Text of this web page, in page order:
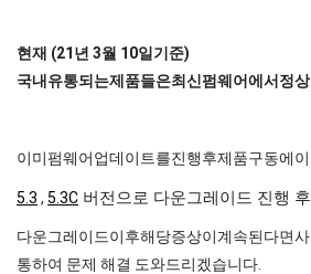
현재 (21년 3월 10일 기준)
국내 유통되는제품들은최신 펌웨어에서 정
이미펌웨어업데이트를진행후제품구동에
5.3 , 5.3C 버전으로 다운그레이드 진행
다운그레이드이후해당증상이계속된다면
통하여 문제 해결 도와드리겠습니다.